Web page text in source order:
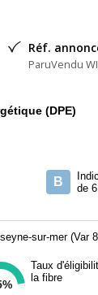
Réf.
ParuVendu
(DPE)
B
de
sur-mer (Var
Taux
la fibre